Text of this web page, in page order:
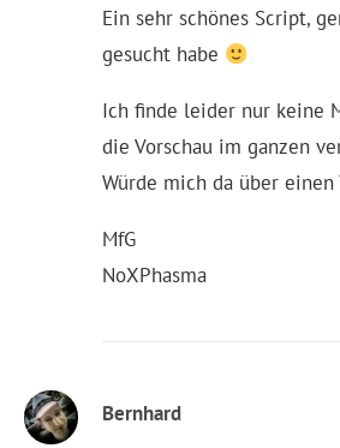
Ein sehr schönes Script,
gesucht habe
Ich finde leider nur keine
die Vorschau im ganzen
Würde mich da über
MfG
NoXPhasma
Bernhard